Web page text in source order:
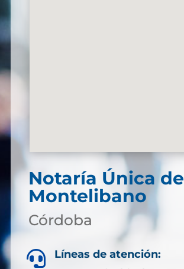
Notaría Única de
Montelibano
Córdoba
 Líneas de atención: